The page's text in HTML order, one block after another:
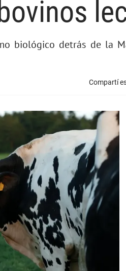
biológico detrás de la
Compartí